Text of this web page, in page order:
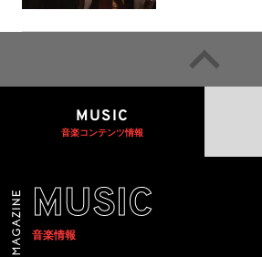
MUSIC
音楽コンテンツ情報
MUSIC
音楽情報